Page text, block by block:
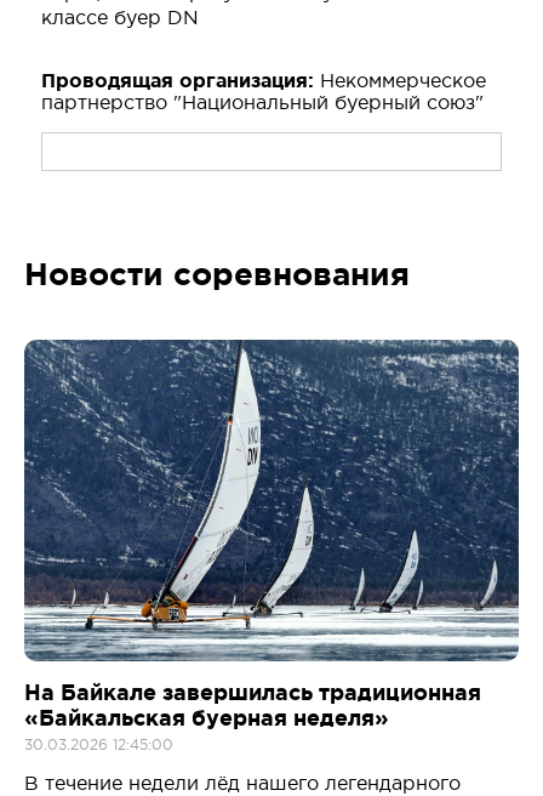
классе буер DN
Проводящая организация: Некоммерческое
партнерство "Национальный буерный союз"
Новости соревнования
На Байкале завершилась традиционная
«Байкальская буерная неделя»
30.03.2026 12:45:00
В течение недели лёд нашего легендарного